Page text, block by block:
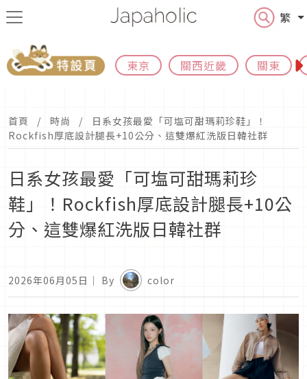
繁
東京 關西近畿 關東
首頁 時尚
日系女孩最愛「可塩可甜瑪莉珍鞋」！
Rockfish厚底設計腿長+10公分、這雙爆紅洗版日韓社群
日系女孩最愛「可塩可甜瑪莉珍
鞋」！Rockfish厚底設計腿長+10公
分、這雙爆紅洗版日韓社群
2026年06月05日 ｜ By color